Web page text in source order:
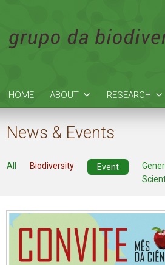
HOME ABOUT RESEARCH
News & Events
All Biodiversity Event